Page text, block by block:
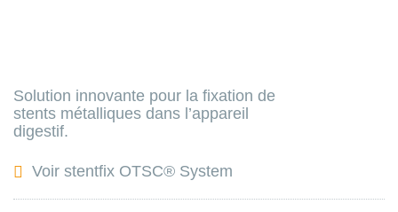
Solution innovante pour la fixation de
stents métalliques dans l’appareil
digestif.
Voir stentfix OTSC® System